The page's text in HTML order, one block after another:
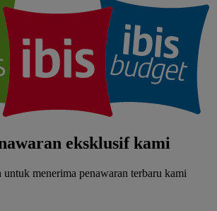
eksklusif kami
menerima penawaran terbaru kami